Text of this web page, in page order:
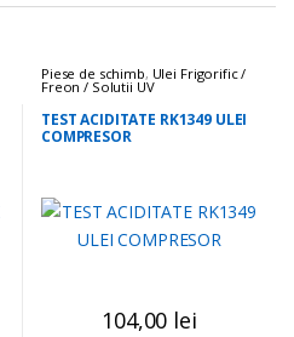
Piese de schimb, Ulei Frigorific /
Freon / Solutii UV
TEST ACIDITATE RK1349 ULEI
COMPRESOR
104,00 lei